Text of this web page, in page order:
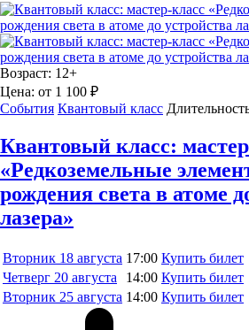
Возраст: 12+
Цена: от 1 100 ₽
События Квантовый класс
Квантовый класс:
«Редкоземельные
рождения света в атоме
лазера»
Вторник 18 августа 17:00 Купить билет
Четверг 20 августа 14:00 Купить билет
Вторник 25 августа 14:00 Купить билет